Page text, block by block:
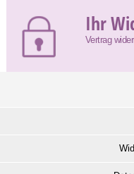
Ihr
Vertrag